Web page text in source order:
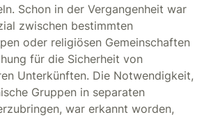
Schon in der Vergangenheit war
zwischen bestimmten
oder religiösen Gemeinschaften
für die Sicherheit von
Unterkünften. Die Notwendigkeit,
Gruppen in separaten
war erkannt worden,